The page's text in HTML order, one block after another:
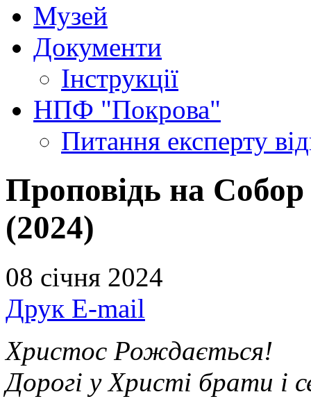
Музей
Документи
Інструкції
НПФ "Покрова"
Питання експерту
Проповідь на
(2024)
08 січня 2024
Друк E-mail
Христос Рождається!
Дорогі у Христі брати і